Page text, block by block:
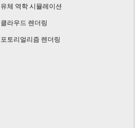
유체 역학 시뮬레이션
클라우드 렌더링
포토리얼리즘 렌더링